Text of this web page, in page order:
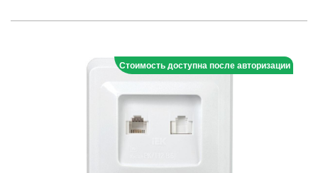
Стоимость доступна после авторизации